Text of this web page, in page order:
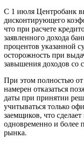
С 1 июля Центробанк
дисконтирующего
что при расчете
заявленного дохода
процентов указанной
осторожность при
завышения доходов со
При этом полностью от
намерен отказаться
даты при принятии
учитываться только
заемщиков, что
одновременно и более
рынка.